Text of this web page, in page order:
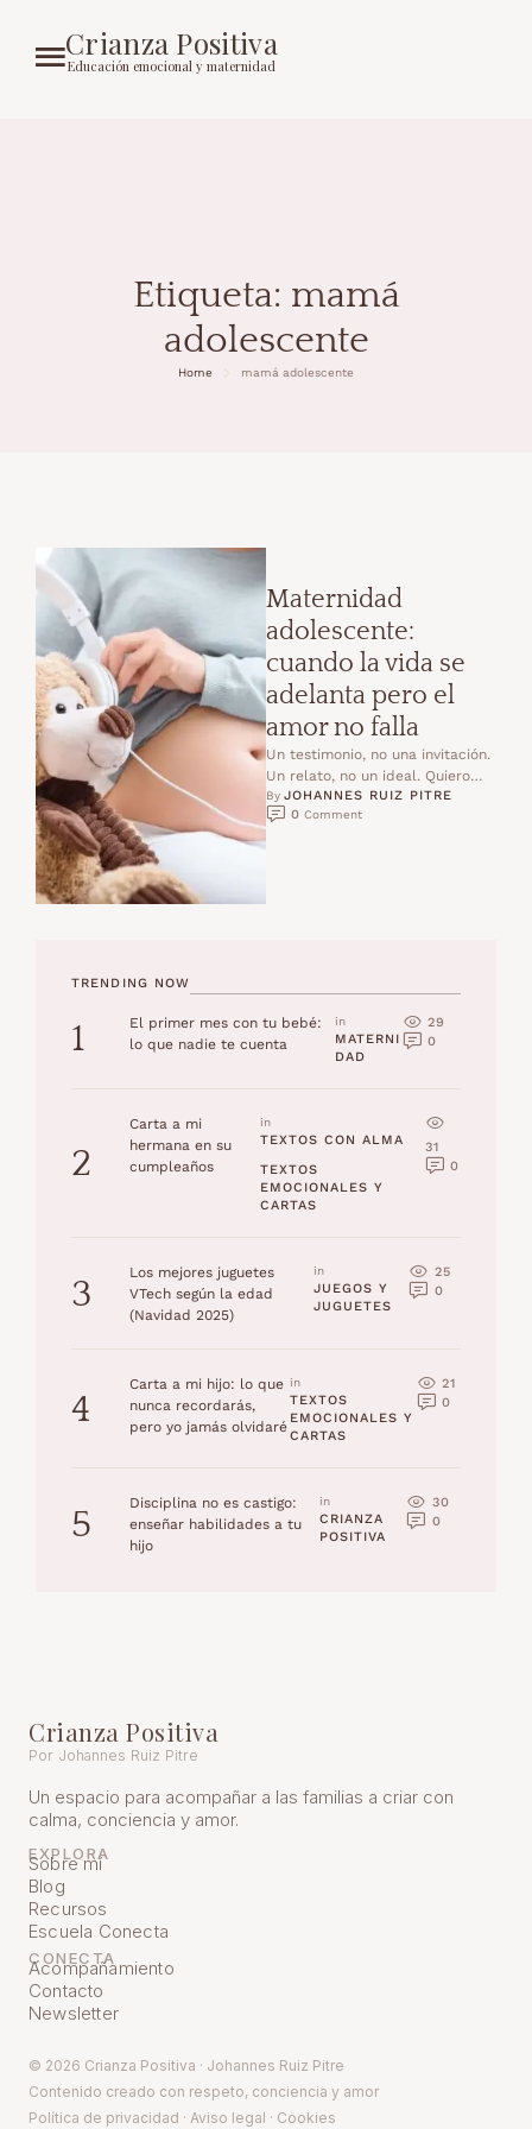
Crianza Positiva
Educación emocional y maternidad
Etiqueta: mamá
adolescente
Home mamá adolescente
Maternidad
adolescente:
cuando la vida se
adelanta pero el
amor no falla
Un testimonio, no una invitación.
Un relato, no un ideal. Quiero
comenzar diciendo algo que
para mí es …
By JOHANNES RUIZ PITRE
0 Comment
TRENDING NOW
1
El primer mes con tu bebé:
lo que nadie te cuenta
in
MATERNI
DAD
29
0
2
Carta a mi
hermana en su
cumpleaños
in
TEXTOS CON ALMA
TEXTOS
EMOCIONALES Y
CARTAS
31
0
3
Los mejores juguetes
VTech según la edad
(Navidad 2025)
in
JUEGOS Y
JUGUETES
25
0
4
Carta a mi hijo: lo que
nunca recordarás,
pero yo jamás olvidaré
in
TEXTOS
EMOCIONALES Y
CARTAS
21
0
5
Disciplina no es castigo:
enseñar habilidades a tu
hijo
in
CRIANZA
POSITIVA
30
0
Crianza Positiva
Por Johannes Ruiz Pitre
Un espacio para acompañar a las familias a criar con
calma, conciencia y amor.
EXPLORA
Sobre mí
Blog
Recursos
Escuela Conecta
CONECTA
Acompañamiento
Contacto
Newsletter
© 2026 Crianza Positiva · Johannes Ruiz Pitre
Contenido creado con respeto, conciencia y amor
Política de privacidad · Aviso legal · Cookies